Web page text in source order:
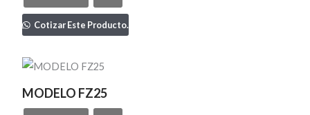
Cotizar Este Producto.
MODELO FZ25